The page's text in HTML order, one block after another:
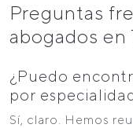
Preguntas
abogados en
¿Puedo
por
Sí, claro. Hemos